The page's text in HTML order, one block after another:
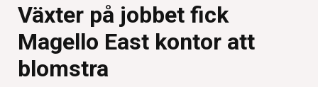
Växter på jobbet fick
Magello East kontor att
blomstra